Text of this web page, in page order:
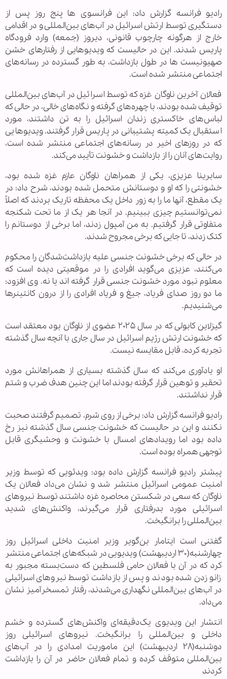
رادیو فرانسه گزارش داد: این فرانسوی ها پنج روز پس از
دستگیری توسط ارتش اسرائیل در آب‌های بین‌المللی و در اقدامی
خارج از هرگونه چارچوب قانونی، دیروز (جمعه) وارد فرودگاه
پاریس شدند. این در حالیست که ویدیوهایی از رفتارهای خشن
صهیونیست ها در طول بازداشت، به طور گسترده در رسانه‌های
اجتماعی منتشر شده است.
فعالان آخرین ناوگان غزه که توسط اسرائیل در آب‌های بین‌المللی
توقیف شده بودند، با چهره‌های گرفته و نگاه‌های خالی، در حالی که
لباس‌های خاکستری زندان اسرائیل را به تن داشتند، مورد
استقبال یک کمیته پشتیبانی در پاریس قرار گرفتند. ویدیوهایی
که در روزهای اخیر در رسانه‌های اجتماعی منتشر شده است،
روایت‌های آنان را از بازداشت و خشونت تأیید می‌کند.
سابرینا عزیزی، یکی از همراهان ناوگان عازم غزه شده بود،
خشونتی را که او و دوستانش متحمل شده بودند، شرح داد: در
یک مقطع، آنها ما را به زور داخل یک محفظه تاریک بردند که اصلاً
نمی‌توانستیم چیزی ببینیم. در آنجا هر یک از ما تحت شکنجه
متفاوتی قرار گرفتیم. به من آمپول زدند، اما برخی از دوستانم را
کتک زدند، تا جایی که برخی مجروح شدند.
در حالی که برخی خشونت جنسی علیه بازداشت‌شدگان را محکوم
می‌کنند، عزیزی می‌گوید افرادی را در موقعیتی دیده است که
معلوم نبود مورد خشونت جنسی قرار گرفته اند یا نه. وی افزود:
ما دو روز صدای فریاد، جیغ و فریاد افرادی را از درون کانتینرها
می‌شنیدیم.
گیزلاین کابولی که در سال ۲۰۲۵ عضوی از ناوگان بود معتقد است
که خشونت ارتش رژیم اسرائیل در سال جاری با آنچه سال گذشته
تجربه کرده، قابل مقایسه نیست.
او یادآوری می‌کند که سال گذشته بسیاری از همراهانش مورد
تحقیر و توهین قرار گرفته بودند اما این چنین هدف ضرب و شتم
قرار نداشتند.
رادیو فرانسه گزارش داد: برخی از روی شرم، تصمیم گرفتند صحبت
نکنند و این در حالیست که خشونت جنسی سال گذشته نیز رخ
داده بود اما رویدادهای امسال با خشونت و وحشیگری قابل
توجهی همراه بوده است.
پیشتر رادیو فرانسه گزارش داده بود: ویدئویی که توسط وزیر
امنیت عمومی اسرائیل منتشر شد و نشان می‌داد فعالان یک
ناوگان که سعی در شکستن محاصره غزه داشتند توسط نیروهای
اسرائیلی مورد بدرفتاری قرار می‌گیرند، واکنش‌های شدید
بین‌المللی را برانگیخت.
گفتنی است ایتامار بن‌گویر وزیر امنیت داخلی اسرائیل روز
چهارشنبه(۳۰ اردیبهشت) ویدیویی در شبکه‌های اجتماعی منتشر
کرد که در آن با فعالان حامی فلسطین که دست‌بسته مجبور به
زانو زدن شده بودند و پس از بازداشت توسط نیروهای اسرائیلی
در آب‌های بین‌المللی نگهداری می‌شدند، رفتار تمسخرآمیز نشان
می‌داد.
انتشار این ویدیوی یک‌دقیقه‌ای واکنش‌های گسترده و خشم
داخلی و بین‌المللی را برانگیخت. نیروهای اسرائیلی روز
دوشنبه(۲۸ اردیبهشت) این ماموریت امدادی را در آب‌های
بین‌المللی متوقف کرده و تمام فعالان حاضر در آن را بازداشت
کردند